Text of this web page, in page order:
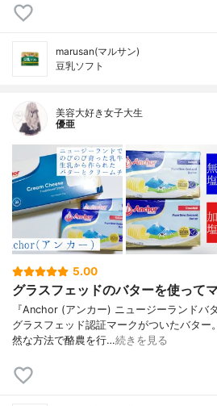
marusan(マルサン)
豆乳ソフト
美容大好き女子大生
優亜
5.00
グラスフェッドのバターを使って
『Anchor (アンカー) ニュージーランドバ
グラスフェッド認証マークがついたバター
然な方法で酪農を行…続きを見る